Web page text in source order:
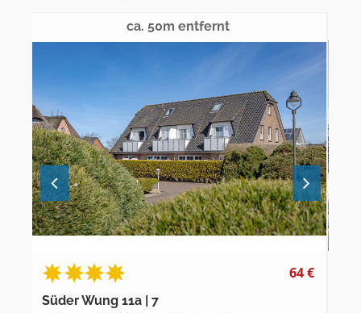
ca. 50m entfernt
64 €
Süder Wung 11a | 7